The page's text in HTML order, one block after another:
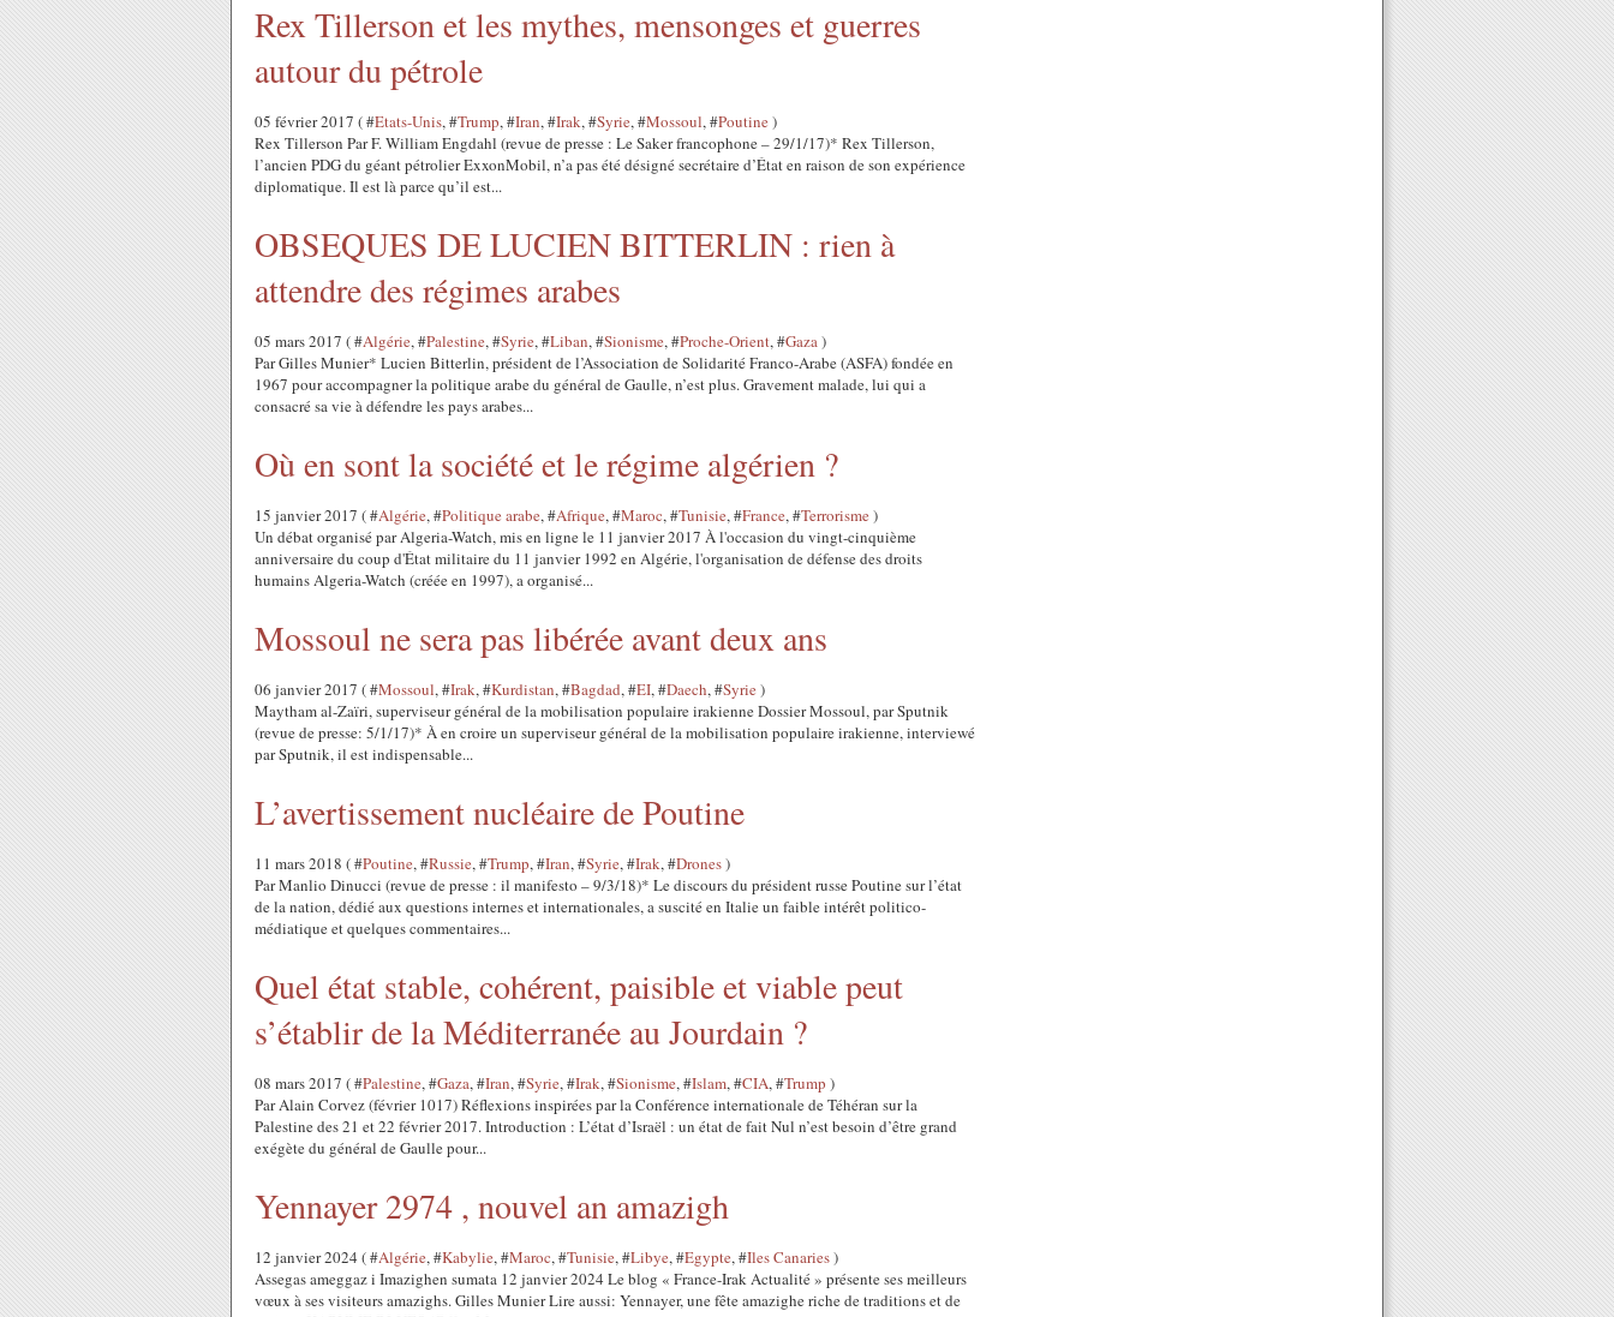
Rex Tillerson et les mythes, mensonges et guerres
autour du pétrole
05 février 2017 ( #Etats-Unis, #Trump, #Iran, #Irak, #Syrie, #Mossoul, #Poutine)
Rex Tillerson Par F. William Engdahl (revue de presse : Le Saker francophone – 29/1/17)* Rex Tillerson,
l’ancien PDG du géant pétrolier ExxonMobil, n’a pas été désigné secrétaire d’État en raison de son expérience
diplomatique. Il est là parce qu’il est...
OBSEQUES DE LUCIEN BITTERLIN : rien à
attendre des régimes arabes
05 mars 2017 ( #Algérie, #Palestine, #Syrie, #Liban, #Sionisme, #Proche-Orient, #Gaza)
Par Gilles Munier* Lucien Bitterlin, président de l’Association de Solidarité Franco-Arabe (ASFA) fondée en
1967 pour accompagner la politique arabe du général de Gaulle, n’est plus. Gravement malade, lui qui a
consacré sa vie à défendre les pays arabes...
Où en sont la société et le régime algérien ?
15 janvier 2017 ( #Algérie, #Politique arabe, #Afrique, #Maroc, #Tunisie, #France, #Terrorisme)
Un débat organisé par Algeria-Watch, mis en ligne le 11 janvier 2017 À l'occasion du vingt-cinquième
anniversaire du coup d'État militaire du 11 janvier 1992 en Algérie, l'organisation de défense des droits
humains Algeria-Watch (créée en 1997), a organisé...
Mossoul ne sera pas libérée avant deux ans
06 janvier 2017 ( #Mossoul, #Irak, #Kurdistan, #Bagdad, #EI, #Daech, #Syrie)
Maytham al-Zaïri, superviseur général de la mobilisation populaire irakienne Dossier Mossoul, par Sputnik
(revue de presse: 5/1/17)* À en croire un superviseur général de la mobilisation populaire irakienne, interviewé
par Sputnik, il est indispensable...
L’avertissement nucléaire de Poutine
11 mars 2018 ( #Poutine, #Russie, #Trump, #Iran, #Syrie, #Irak, #Drones)
Par Manlio Dinucci (revue de presse : il manifesto – 9/3/18)* Le discours du président russe Poutine sur l’état
de la nation, dédié aux questions internes et internationales, a suscité en Italie un faible intérêt politico-
médiatique et quelques commentaires...
Quel état stable, cohérent, paisible et viable peut
s’établir de la Méditerranée au Jourdain ?
08 mars 2017 ( #Palestine, #Gaza, #Iran, #Syrie, #Irak, #Sionisme, #Islam, #CIA, #Trump )
Par Alain Corvez (février 1017) Réflexions inspirées par la Conférence internationale de Téhéran sur la
Palestine des 21 et 22 février 2017. Introduction : L’état d’Israël : un état de fait Nul n’est besoin d’être grand
exégète du général de Gaulle pour...
Yennayer 2974 , nouvel an amazigh
12 janvier 2024 ( #Algérie, #Kabylie, #Maroc, #Tunisie, #Libye, #Egypte, #Iles Canaries)
Assegas ameggaz i Imazighen sumata 12 janvier 2024 Le blog « France-Irak Actualité » présente ses meilleurs
vœux à ses visiteurs amazighs. Gilles Munier Lire aussi: Yennayer, une fête amazighe riche de traditions et de